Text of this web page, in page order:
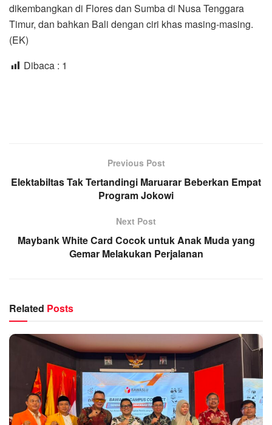
dikembangkan di Flores dan Sumba di Nusa Tenggara
Timur, dan bahkan Bali dengan ciri khas masing-masing.
(EK)
Dibaca : 1
Previous Post
Elektabiltas Tak Tertandingi Maruarar Beberkan Empat
Program Jokowi
Next Post
Maybank White Card Cocok untuk Anak Muda yang
Gemar Melakukan Perjalanan
Related Posts